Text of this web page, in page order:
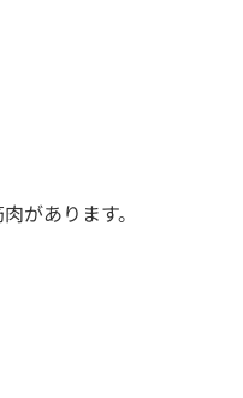
があります。